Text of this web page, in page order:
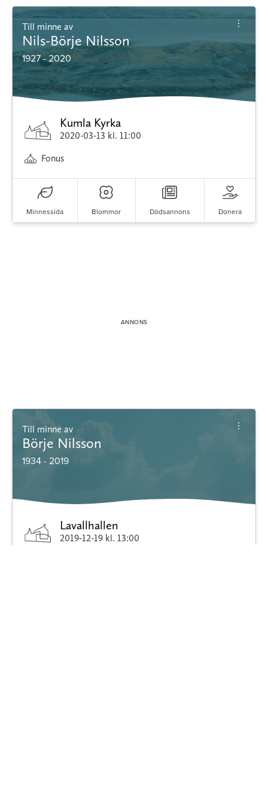
Till minne av
Nils-Börje Nilsson
1927 - 2020
Kumla Kyrka
2020-03-13 kl. 11:00
Fonus
Minnessida Blommor Dödsannons Donera
Till minne av
Börje Nilsson
1934 - 2019
Lavallhallen
2019-12-19 kl. 13:00